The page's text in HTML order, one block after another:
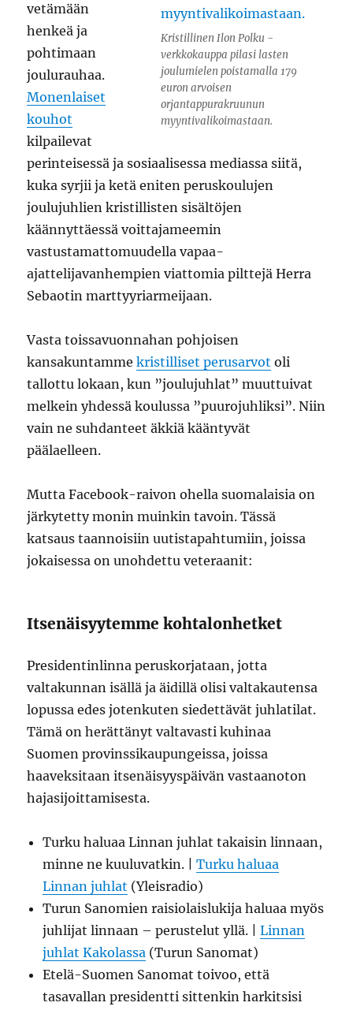
Kristillinen Ilon Polku -
verkkokauppa pilasi lasten
joulumielen poistamalla 179
euron arvoisen
orjantappurakruunun
myyntivalikoimastaan.
vetämään
henkeä ja
pohtimaan
joulurauhaa.
Monenlaiset
kouhot
kilpailevat
perinteisessä ja sosiaalisessa mediassa siitä,
kuka syrjii ja ketä eniten peruskoulujen
joulujuhlien kristillisten sisältöjen
käännyttäessä voittajameemin
vastustamattomuudella vapaa-
ajattelijavanhempien viattomia pilttejä Herra
Sebaotin marttyyriarmeijaan.
Vasta toissavuonnahan pohjoisen
kansakuntammekristilliset perusarvot oli
tallottu lokaan, kun ”joulujuhlat” muuttuivat
melkein yhdessä koulussa ”puurojuhliksi”. Niin
vain ne suhdanteet äkkiä kääntyvät
päälaelleen.
Mutta Facebook-raivon ohella suomalaisia on
järkytetty monin muinkin tavoin. Tässä
katsaus taannoisiin uutistapahtumiin, joissa
jokaisessa on unohdettu veteraanit:
Itsenäisyytemme kohtalonhetket
Presidentinlinna peruskorjataan, jotta
valtakunnan isällä ja äidillä olisi valtakautensa
lopussa edes jotenkuten siedettävät juhlatilat.
Tämä on herättänyt valtavasti kuhinaa
Suomen provinssikaupungeissa, joissa
haaveksitaan itsenäisyyspäivän vastaanoton
hajasijoittamisesta.
Turku haluaa Linnan juhlat takaisin linnaan,
minne ne kuuluvatkin. |Turku haluaa
Linnan juhlat (Yleisradio)
Turun Sanomien raisiolaislukija haluaa myös
juhlijat linnaan – perustelut yllä. |Linnan
juhlat Kakolassa (Turun Sanomat)
Etelä-Suomen Sanomat toivoo, että
tasavallan presidentti sittenkin harkitsisi